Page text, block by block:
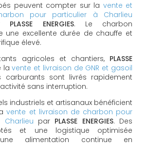
peuvent compter sur la vente et
pour particulier à Charlieu
PLASSE ENERGIES. Le charbon
une excellente durée de chauffe et
élevé.
agricoles et chantiers, PLASSE
lavente et livraison de GNR et gasoil
carburants sont livrés rapidement
sans interruption.
industriels et artisanaux bénéficient
vente et livraison de charbon pour
Charlieu par PLASSE ENERGIES. Des
et une logistique optimisée
alimentation continue en